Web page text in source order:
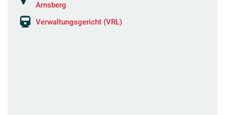
Arnsberg
Verwaltungsgericht (VRL)